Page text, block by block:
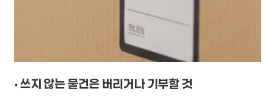
• 쓰지 않는 물건은 버리거나 기부할 것